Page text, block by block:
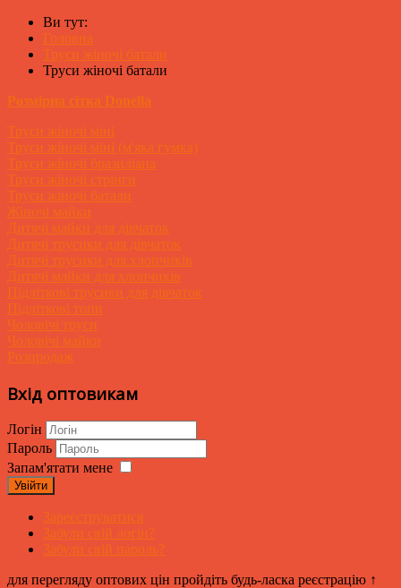
Ви тут:
Головна
Труси жіночі батали
Труси жіночі батали
Розмірна сітка Donella
Труси жіночі міні
Труси жіночі міні (м'яка гумка)
Труси жіночі бразиліана
Труси жіночі стрінги
Труси жіночі батали
Жіночі майки
Дитячі майки для дівчаток
Дитячі трусики для дівчаток
Дитячі трусики для хлопчиків
Дитячі майки для хлопчиків
Підліткові трусики для дівчаток
Підліткові топи
Чоловічі труси
Чоловічі майки
Розпродаж
Вхід оптовикам
Логін
Пароль
Запам'ятати мене
Увійти
Зареєструватися
Забули свій логін?
Забули свій пароль?
для перегляду оптових цін пройдіть будь-ласка реєстрацію ↑